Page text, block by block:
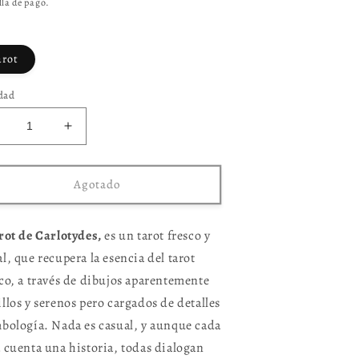
Aumentar
cantidad
para
Tarot
Carlotydes
Agotado
de Carlotydes,es un tarot fresco y
que recupera la esencia del tarot
a través de dibujos aparentemente
y serenos pero cargados de detalles
Nada es casual, y aunque cada
cuenta una historia, todas dialogan